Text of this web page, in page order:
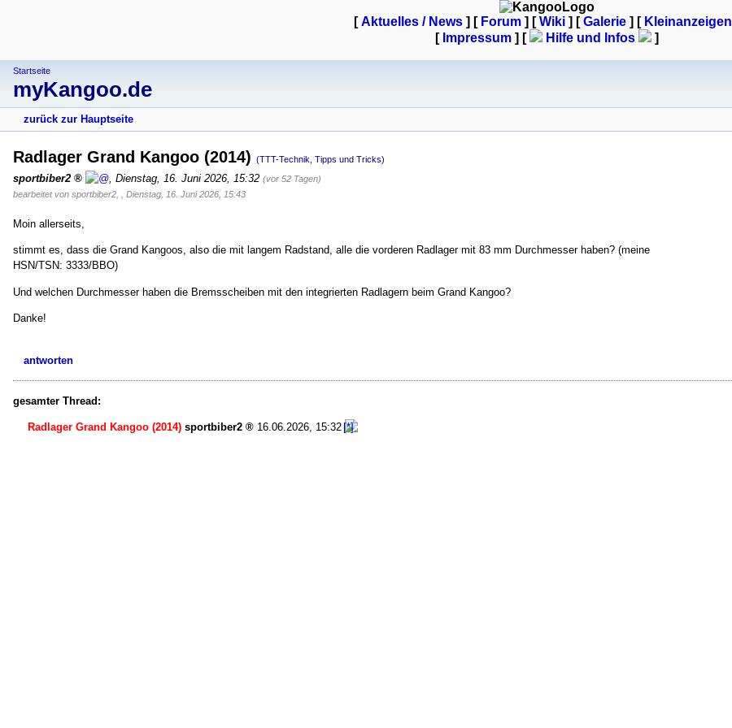
[Aktuelles / News ] [ Forum ] [Wiki ] [Galerie ] [ Kleinanzeigen
[ Impressum] [ Hilfe und Infos ]
Startseite
myKangoo.de
zurück zur Hauptseite
Radlager Grand Kangoo (2014) (TTT-Technik, Tipps und Tricks)
sportbiber2 , Dienstag, 16. Juni 2026, 15:32 (vor 52 Tagen)
bearbeitet von sportbiber2
Dienstag, 16. Juni 2026, 15:43
Moin allerseits,
stimmt es, dass die Grand Kangoos, also die mit langem Radstand, alle die vorderen Radlager mit 83 mm Durchmesser haben? (meine
HSN/TSN: 3333/BBO)
Und welchen Durchmesser haben die Bremsscheiben mit den integrierten Radlagern beim Grand Kangoo?
Danke!
antworten
gesamter Thread:
Radlager Grand Kangoo (2014) sportbiber2 16.06.2026, 15:32